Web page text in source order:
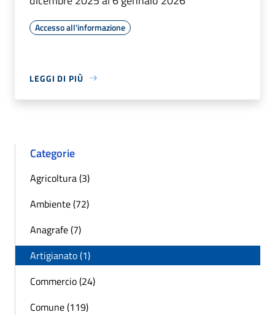
Accesso all'informazione
LEGGI DI PIÙ
Categorie
Agricoltura (3)
Ambiente (72)
Anagrafe (7)
Artigianato (1)
Commercio (24)
Comune (119)